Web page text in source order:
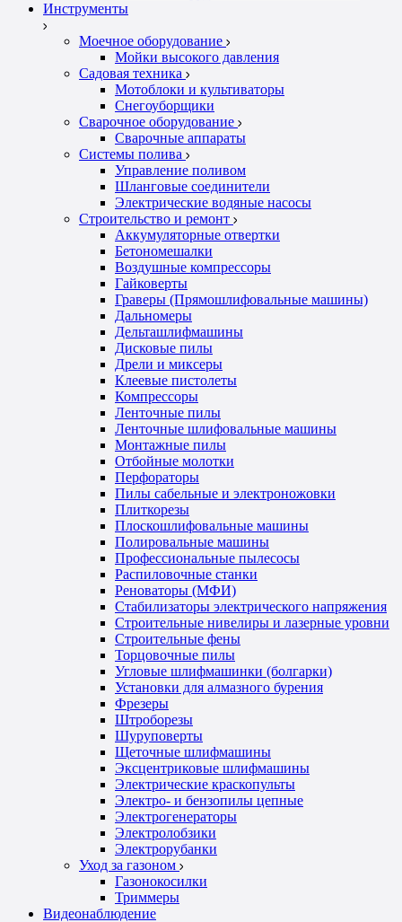
Инструменты
Моечное оборудование
Мойки высокого давления
Садовая техника
Мотоблоки и культиваторы
Снегоуборщики
Сварочное оборудование
Сварочные аппараты
Системы полива
Управление поливом
Шланговые соединители
Электрические водяные насосы
Строительство и ремонт
Аккумуляторные отвертки
Бетономешалки
Воздушные компрессоры
Гайковерты
Граверы (Прямошлифовальные машины)
Дальномеры
Дельташлифмашины
Дисковые пилы
Дрели и миксеры
Клеевые пистолеты
Компрессоры
Ленточные пилы
Ленточные шлифовальные машины
Монтажные пилы
Отбойные молотки
Перфораторы
Пилы сабельные и электроножовки
Плиткорезы
Плоскошлифовальные машины
Полировальные машины
Профессиональные пылесосы
Распиловочные станки
Реноваторы (МФИ)
Стабилизаторы электрического напряжения
Строительные нивелиры и лазерные уровни
Строительные фены
Торцовочные пилы
Угловые шлифмашинки (болгарки)
Установки для алмазного бурения
Фрезеры
Штроборезы
Шуруповерты
Щеточные шлифмашины
Эксцентриковые шлифмашины
Электрические краскопульты
Электро- и бензопилы цепные
Электрогенераторы
Электролобзики
Электрорубанки
Уход за газоном
Газонокосилки
Триммеры
Видеонаблюдение